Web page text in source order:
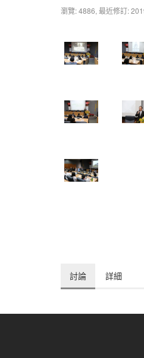
瀏覽: 4886, 最近修訂:
討論 詳細